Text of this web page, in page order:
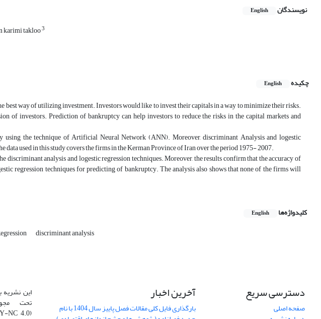
نویسندگان English
karimi takloo3
چکیده
English
best way of utilizing investment. Investors would like to invest their capitals in a way to minimize their risks.
of investors. Prediction of bankruptcy can help investors to reduce the risks in the capital markets and
using the technique of Artificial Neural Network (ANN). Moreover, discriminant Analysis and logestic
data used in this study covers the firms in the Kerman Province of Iran over the period 1975- 2007.
discriminant analysis and logestic regression techniques. Moreover, the results confirm that the accuracy of
regression techniques for predicting of bankruptcy. The analysis also shows that none of the firms will
کلیدواژه‌ها English
discriminant analysis
دسترسی سریع
صفحه اصلی
آخرین اخبار
بارگذاری فایل کلی مقالات فصل پاییز سال 1404 با نام
این
NC 4.0)